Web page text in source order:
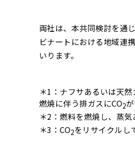
両社は、本共同検討を通
ビナートにおける地域連
いります。
＊1：ナフサあるいは天
燃焼に伴う排ガスにCO2
＊2：燃料を燃焼し、蒸
＊3：CO2をリサイクルし